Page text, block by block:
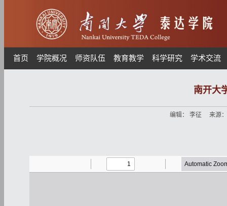
首页 学院概况 师资队伍 教育教学 科学研究 学术交流
南开大
编辑： 李征 来源